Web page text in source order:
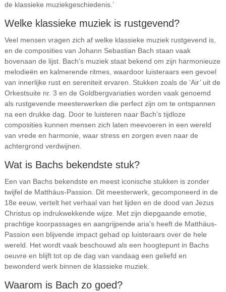
de klassieke muziekgeschiedenis.’
Welke klassieke muziek is rustgevend?
Veel mensen vragen zich af welke klassieke muziek rustgevend is,
en de composities van Johann Sebastian Bach staan vaak
bovenaan de lijst. Bach’s muziek staat bekend om zijn harmonieuze
melodieën en kalmerende ritmes, waardoor luisteraars een gevoel
van innerlijke rust en sereniteit ervaren. Stukken zoals de ‘Air’ uit de
Orkestsuite nr. 3 en de Goldbergvariaties worden vaak genoemd
als rustgevende meesterwerken die perfect zijn om te ontspannen
na een drukke dag. Door te luisteren naar Bach’s tijdloze
composities kunnen mensen zich laten meevoeren in een wereld
van vrede en harmonie, waar stress en zorgen even naar de
achtergrond verdwijnen.
Wat is Bachs bekendste stuk?
Een van Bachs bekendste en meest iconische stukken is zonder
twijfel de Matthäus-Passion. Dit meesterwerk, gecomponeerd in de
18e eeuw, vertelt het verhaal van het lijden en de dood van Jezus
Christus op indrukwekkende wijze. Met zijn diepgaande emotie,
prachtige koorpassages en aangrijpende aria’s heeft de Matthäus-
Passion een blijvende impact gehad op luisteraars over de hele
wereld. Het wordt vaak beschouwd als een hoogtepunt in Bachs
oeuvre en blijft tot op de dag van vandaag een geliefd en
bewonderd werk binnen de klassieke muziek.
Waarom is Bach zo goed?